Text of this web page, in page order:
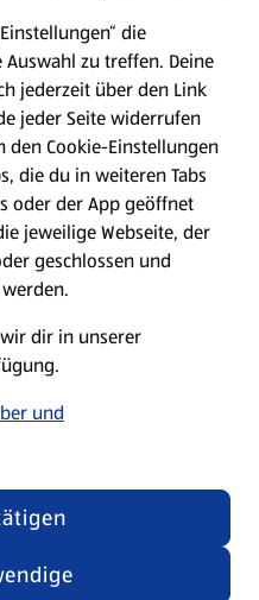
Policy
die
zu treffen. Deine
jederzeit über den Link
jeder Seite widerrufen
den Cookie-Einstellungen
die du in weiteren Tabs
oder der App geöffnet
jeweilige Webseite, der
geschlossen und
dir in unserer
und